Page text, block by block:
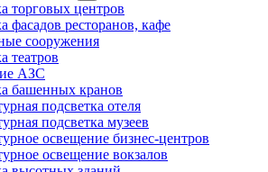
торговых центров
фасадов ресторанов, кафе
сооружения
театров
АЗС
башенных кранов
подсветка отеля
подсветка музеев
освещение бизнес-центров
освещение вокзалов